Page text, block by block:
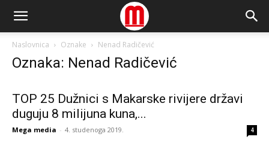
Naslovnica Oznake Nenad Radičević
Oznaka: Nenad Radičević
TOP 25 Dužnici s Makarske rivijere državi
duguju 8 milijuna kuna,...
Mega media - 4. studenoga 2019. 4